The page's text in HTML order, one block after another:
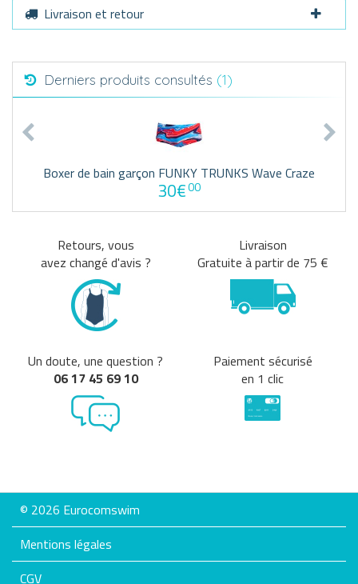
Livraison et retour
Derniers produits consultés (1)
Boxer de bain garçon FUNKY TRUNKS Wave Craze
30€00
Retours, vous
avez changé d'avis ?
Livraison
Gratuite à partir de 75 €
Un doute, une question ?
06 17 45 69 10
Paiement sécurisé
en 1 clic
© 2026 Eurocomswim
Mentions légales
CGV